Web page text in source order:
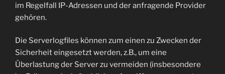
im Regelfall IP-Adressen und der anfragende Provider
gehören.
Die Serverlogfiles können zum einen zu Zwecken der
Sicherheit eingesetzt werden, z.B., um eine
Überlastung der Server zu vermeiden (insbesondere